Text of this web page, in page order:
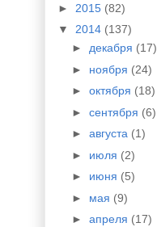
► 2015 (82)
▼ 2014 (137)
► декабря (17)
► ноября (24)
► октября (18)
► сентября (6)
► августа (1)
► июля (2)
► июня (5)
► мая (9)
► апреля (17)